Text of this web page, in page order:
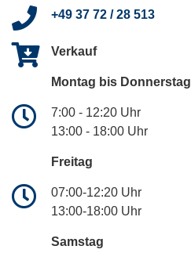
+49 37 72 / 28 513
Verkauf
Montag bis Donnerstag
7:00 - 12:20 Uhr
13:00 - 18:00 Uhr
Freitag
07:00-12:20 Uhr
13:00-18:00 Uhr
Samstag